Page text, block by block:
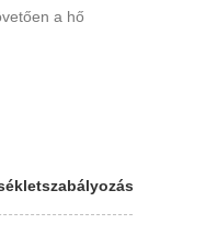
a hő